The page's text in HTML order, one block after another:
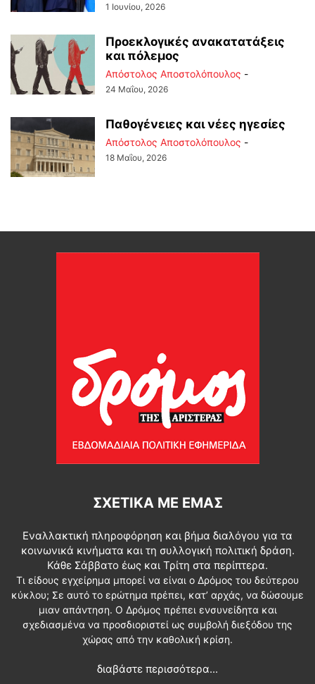
1 Ιουνίου, 2026
Προεκλογικές ανακατατάξεις
και πόλεμος
Απόστολος Αποστολόπουλος -
24 Μαΐου, 2026
Παθογένειες και νέες ηγεσίες
Απόστολος Αποστολόπουλος -
18 Μαΐου, 2026
ΣΧΕΤΙΚΆ ΜΕ ΕΜΆΣ
Εναλλακτική πληροφόρηση και βήμα διαλόγου για τα
κοινωνικά κινήματα και τη συλλογική πολιτική δράση.
Κάθε Σάββατο έως και Τρίτη στα περίπτερα.
Τι είδους εγχείρημα μπορεί να είναι ο Δρόμος του δεύτερου
κύκλου; Σε αυτό το ερώτημα πρέπει, κατ’ αρχάς, να δώσουμε
μιαν απάντηση. Ο Δρόμος πρέπει ενσυνείδητα και
σχεδιασμένα να προσδιοριστεί ως συμβολή διεξόδου της
χώρας από την καθολική κρίση.
διαβάστε περισσότερα...